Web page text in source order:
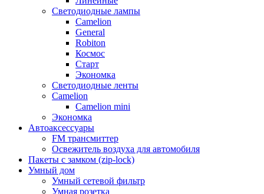
Светодиодные лампы
Camelion
General
Robiton
Космос
Старт
Экономка
Светодиодные ленты
Camelion
Camelion mini
Экономка
Автоаксессуары
FM трансмиттер
Освежитель воздуха для автомобиля
Пакеты с замком (zip-lock)
Умный дом
Умный сетевой фильтр
Умная розетка